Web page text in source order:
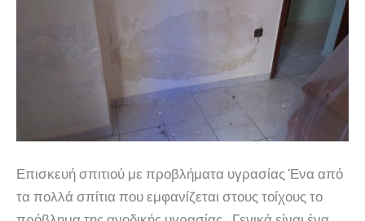
Επισκευή σπιτιού με προβλήματα υγρασίας Ένα από
τα πολλά σπίτια που εμφανίζεται στους τοίχους το